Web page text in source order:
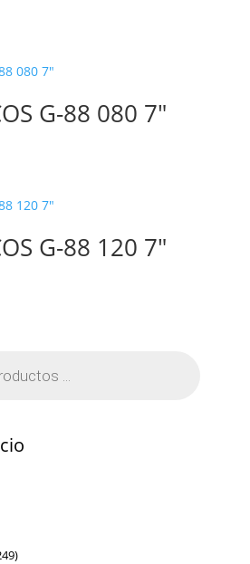
G-88 080 7″
G-88 120 7″
249